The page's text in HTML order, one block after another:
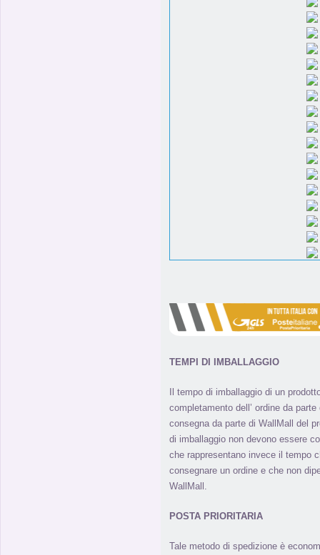
TEMPI DI IMBALLAGGIO
Il tempo di imballaggio di un
completamento dell’ ordine da
consegna da parte di WallMall del
di imballaggio non devono essere
che rappresentano invece il tempo
consegnare un ordine e che non
WallMall.
POSTA PRIORITARIA
Tale metodo di spedizione è